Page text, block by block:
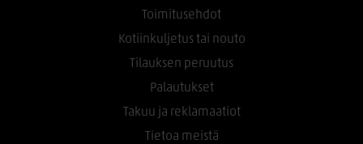
Toimitusehdot
Kotiinkuljetus tai nouto
Tilauksen peruutus
Palautukset
Takuu ja reklamaatiot
Tietoa meistä